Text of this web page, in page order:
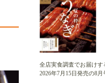
全店実食調査でお届けす
2026年7月15日発売の8